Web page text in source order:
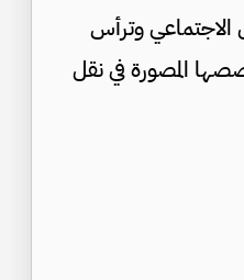
الاجتماعي وترأس
المصورة في نقل